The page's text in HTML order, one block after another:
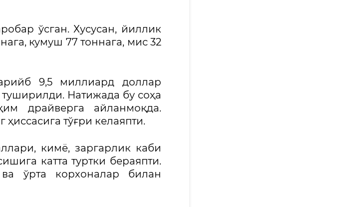
ўсган. Хусусан, йиллик
кумуш 77 тоннага, мис 32
9,5 миллиард доллар
Натижада бу соҳа
драйверга айланмоқда.
тўғри келаяпти.
кимё, заргарлик каби
катта туртки бераяпти.
ўрта корхоналар билан